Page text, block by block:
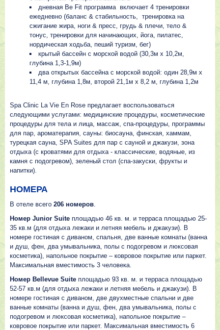
дневная Be Fit программа включает 4 тренировки
ежедневно (баланс & стабильность, тренировка на
сжигание жира, ноги & пресс, грудь & плечи, тело &
тонус, тренировки для начинающих, йога, пилатес,
нордическая ходьба, пеший туризм, бег)
крытый бассейн с морской водой (30,3м х 10,2м,
глубина 1,3-1,9м)
два открытых бассейна с морской водой: один 28,9м х
11,4 м, глубина 1,8м, второй 21,1м х 8,2 м, глубина 1,2м
Spa Clinic La Vie En Rose предлагает воспользоваться
следующими услугами: медицинские процедуры, косметические
процедуры для тела и лица, массаж, спа-процедуры, программы
для пар, ароматерапия, сауны: биосауна, финская, хаммам,
турецкая сауна, SPA Suites для пар с сауной и джакузи, зона
отдыха (с кроватями для отдыха - классические, водяные, из
камня с подогревом), зеленый стол (спа-закуски, фрукты и
напитки).
НОМЕРА
В отеле всего 206 номеров.
Номер Junior Suite площадью 46 кв. м. и терраса площадью 25-
35 кв.м (для отдыха лежаки и летняя мебель и джакузи). В
номере гостиная с диваном, спальня, две ванные комнаты (ванна
и душ, фен, два умывальника, полы с подогревом и люксовая
косметика), напольное покрытие – ковровое покрытие или паркет.
Максимальная вместимость 3 человека.
Номер Bellevue Suite площадью 93 кв. м. и терраса площадью
52-57 кв.м (для отдыха лежаки и летняя мебель и джакузи). В
номере гостиная с диваном, две двухместные спальни и две
ванные комнаты (ванна и душ, фен, два умывальника, полы с
подогревом и люксовая косметика), напольное покрытие –
ковровое покрытие или паркет. Максимальная вместимость 6